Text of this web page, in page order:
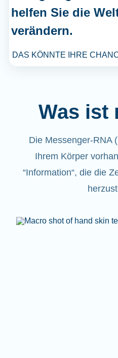
helfen Sie die
verändern.
DAS KÖNNTE IHRE
Was ist
Die Messenger-RNA
Ihrem Körper
“Information“, die die